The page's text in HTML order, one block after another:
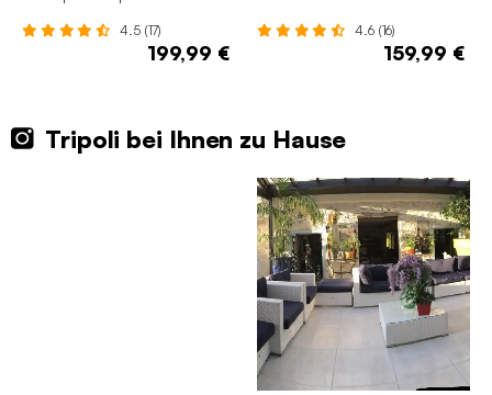
4.5 (17)
199,99 €
4.6 (16)
159,99 €
Tripoli bei Ihnen zu Hause